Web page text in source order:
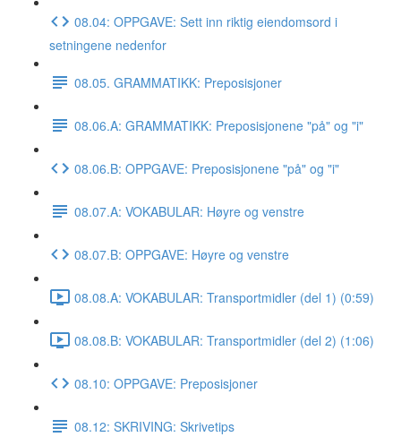
08.04: OPPGAVE: Sett inn riktig eiendomsord i
setningene nedenfor
08.05. GRAMMATIKK: Preposisjoner
08.06.A: GRAMMATIKK: Preposisjonene "på" og "i"
08.06.B: OPPGAVE: Preposisjonene "på" og "i"
08.07.A: VOKABULAR: Høyre og venstre
08.07.B: OPPGAVE: Høyre og venstre
08.08.A: VOKABULAR: Transportmidler (del 1) (0:59)
08.08.B: VOKABULAR: Transportmidler (del 2) (1:06)
08.10: OPPGAVE: Preposisjoner
08.12: SKRIVING: Skrivetips